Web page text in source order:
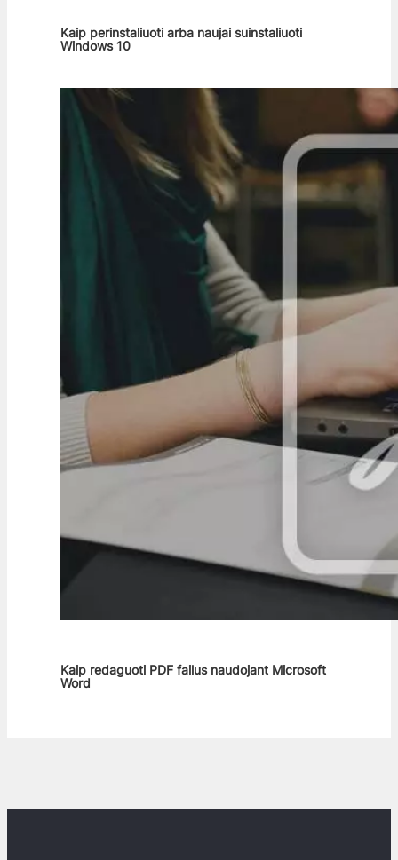
Kaip perinstaliuoti arba naujai suinstaliuoti
Windows 10
Kaip redaguoti PDF failus naudojant Microsoft
Word